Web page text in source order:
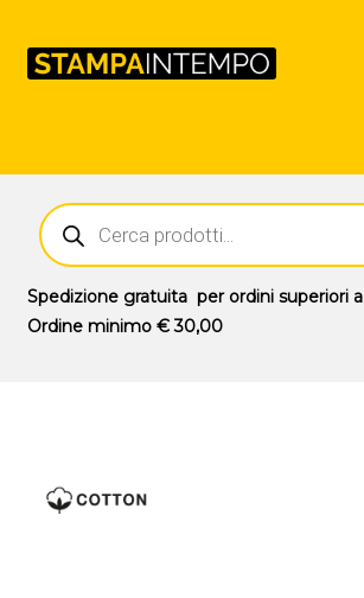
Outlet
Prodotti
Novità
Ricerca
prodotti
Spedizione gratuitaper ordini superiori a
Ordine minimo € 30,00